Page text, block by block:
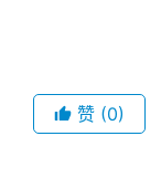
赞 (0)